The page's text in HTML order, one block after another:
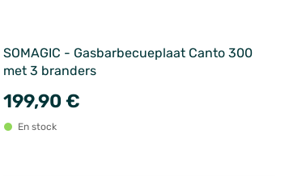
SOMAGIC - Gasbarbecueplaat Canto 300
met 3 branders
199,90 €
En stock